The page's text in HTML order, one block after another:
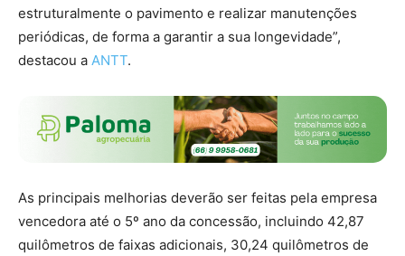
estruturalmente o pavimento e realizar manutenções
periódicas, de forma a garantir a sua longevidade”,
destacou a ANTT.
As principais melhorias deverão ser feitas pela empresa
vencedora até o 5º ano da concessão, incluindo 42,87
quilômetros de faixas adicionais, 30,24 quilômetros de